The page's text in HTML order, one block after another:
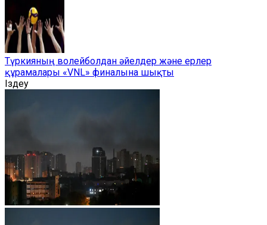
Түркияның волейболдан әйелдер және ерлер
құрамалары «VNL» финалына шықты
Іздеу